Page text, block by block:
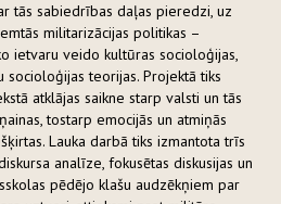
tās sabiedrības daļas pieredzi, uz
militarizācijas politikas –
ietvaru veido kultūras socioloģijas,
teorijas. Projektā tiks
atklājas saikne starp valsti un tās
tostarp emocijās un atmiņās
Lauka darbā tiks izmantota trīs
analīze, fokusētas diskusijas un
pēdējo klašu audzēkņiem par